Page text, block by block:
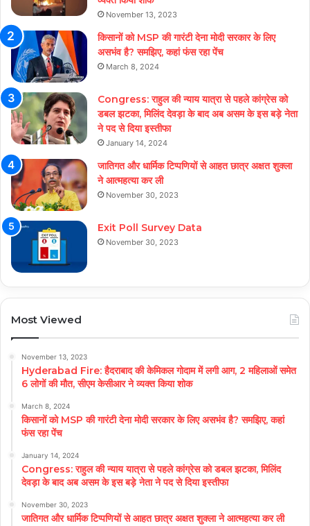
November 13, 2023
किसानों को MSP की गारंटी देना मोदी सरकार के लिए
असभंव है? समझिए, कहां फंस रहा पेंच
March 8, 2024
Congress: राहुल की न्याय यात्रा से पहले कांग्रेस को
डबल झटका, मिलिंद देवड़ा के बाद अब असम के इस बड़े नेता
ने पद से दिया इस्तीफा
January 14, 2024
जातिगत और धार्मिक टिप्पणियों से आहत छात्र अक्षत शुक्ला
ने आत्महत्या कर ली
November 30, 2023
Exit Poll Survey Data
November 30, 2023
Most Viewed
November 13, 2023
Hyderabad Fire: हैदराबाद की केमिकल गोदाम में लगी आग, 2 महिलाओं समेत
6 लोगों की मौत, सीएम केसीआर ने व्यक्त किया शोक
March 8, 2024
किसानों को MSP की गारंटी देना मोदी सरकार के लिए असभंव है? समझिए, कहां
फंस रहा पेंच
January 14, 2024
Congress: राहुल की न्याय यात्रा से पहले कांग्रेस को डबल झटका, मिलिंद
देवड़ा के बाद अब असम के इस बड़े नेता ने पद से दिया इस्तीफा
November 30, 2023
जातिगत और धार्मिक टिप्पणियों से आहत छात्र अक्षत शुक्ला ने आत्महत्या कर ली